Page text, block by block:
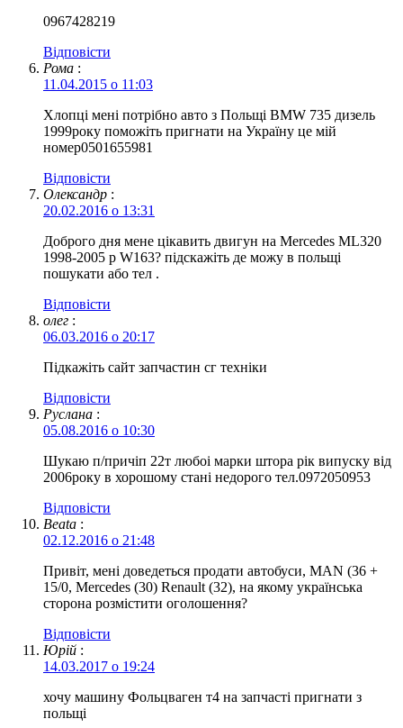
0967428219
Відповіcти
Рома :
11.04.2015 о 11:03
Хлопці мені потрібно авто з Польщі BMW 735 дизель
1999року поможіть пригнати на Україну це мій
номер0501655981
Відповіcти
Олександр :
20.02.2016 о 13:31
Доброго дня мене цікавить двигун на Mercedes ML320
1998-2005 р W163? підскажіть де можу в польщі
пошукати або тел .
Відповіcти
олег :
06.03.2016 о 20:17
Підкажіть сайт запчастин сг техніки
Відповіcти
Руслана :
05.08.2016 о 10:30
Шукаю п/причіп 22т любоі марки штора рік випуску від
2006року в хорошому стані недорого тел.0972050953
Відповіcти
Beata :
02.12.2016 о 21:48
Привіт, мені доведеться продати автобуси, MAN (36 +
15/0, Mercedes (30) Renault (32), на якому українська
сторона розмістити оголошення?
Відповіcти
Юрій :
14.03.2017 о 19:24
хочу машину Фольцваген т4 на запчасті пригнати з
польщі